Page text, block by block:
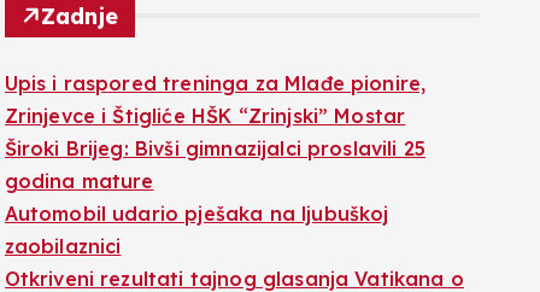
Zadnje
​Upis i raspored treninga za Mlađe pionire,
Zrinjevce i Štigliće HŠK “Zrinjski” Mostar
Široki Brijeg: Bivši gimnazijalci proslavili 25
godina mature
Automobil udario pješaka na ljubuškoj
zaobilaznici
Otkriveni rezultati tajnog glasanja Vatikana o